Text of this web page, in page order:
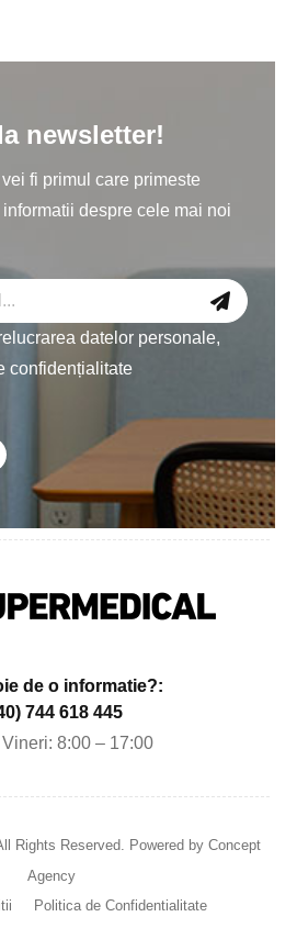
newsletter!
fi primul care primeste
despre cele mai noi
datelor personale,
confidențialitate
de o informatie?:
744 618 445
Vineri: 8:00 – 17:00
Rights Reserved. Powered by Concept
Agency
Politica de Confidentialitate